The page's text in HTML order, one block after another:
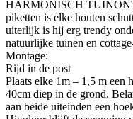
HARMONISCH
piketten is elke houten
uiterlijk is hij erg trendy
natuurlijke tuinen en
Montage:
Rijd in de post
Plaats elke 1m – 1,5 m een
40cm diep in de grond.
aan beide uiteinden een